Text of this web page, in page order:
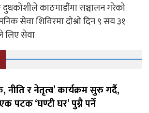
काठमाडौंमा सञ्चालन गरेको
सेवा शिविरमा दोश्रो दिन ९ सय ३१
लिए सेवा
नीति र नेतृत्व’ कार्यक्रम सुरु गर्दै,
पटक ‘घण्टी घर’ पुग्नै पर्ने